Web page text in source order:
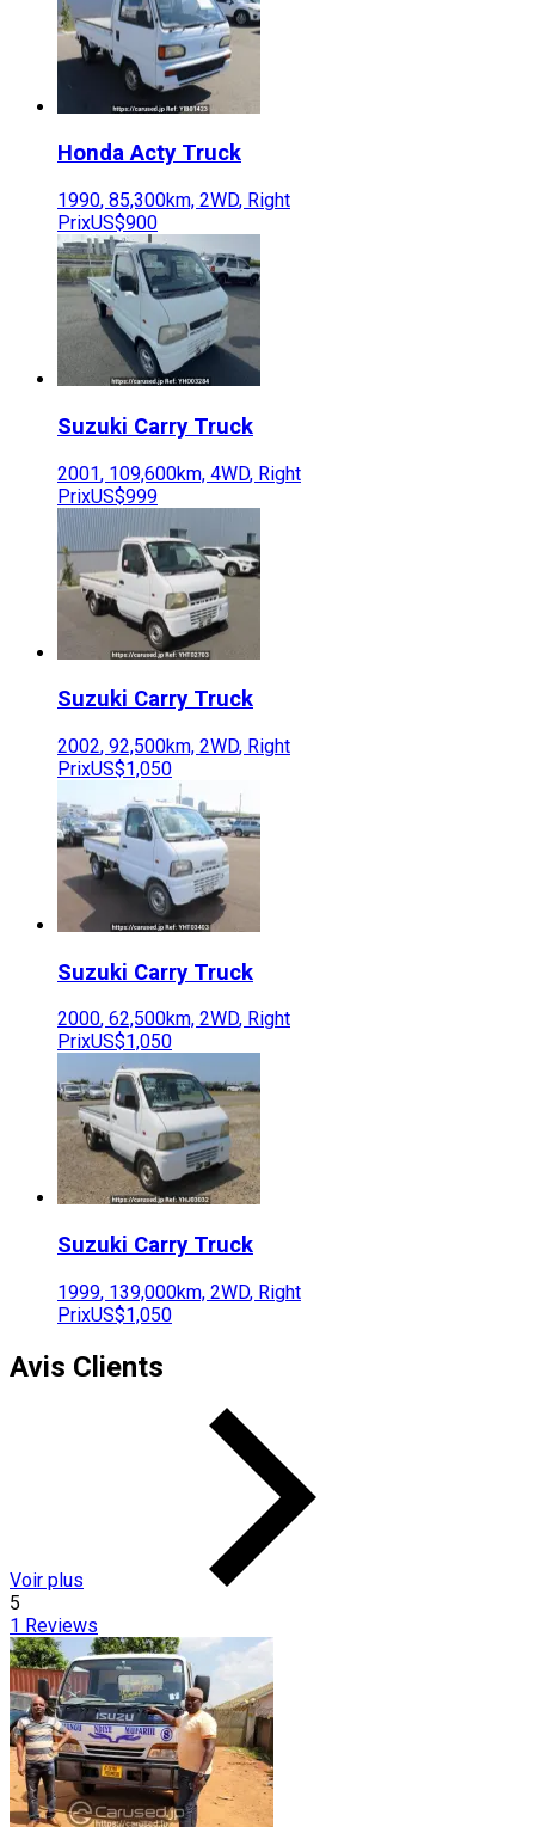
Honda Acty Truck
1990, 85,300km, 2WD, Right
PrixUS$900
Suzuki Carry Truck
2001, 109,600km, 4WD, Right
PrixUS$999
Suzuki Carry Truck
2002, 92,500km, 2WD, Right
PrixUS$1,050
Suzuki Carry Truck
2000, 62,500km, 2WD, Right
PrixUS$1,050
Suzuki Carry Truck
1999, 139,000km, 2WD, Right
PrixUS$1,050
Avis Clients
Voir plus
5
1 Reviews